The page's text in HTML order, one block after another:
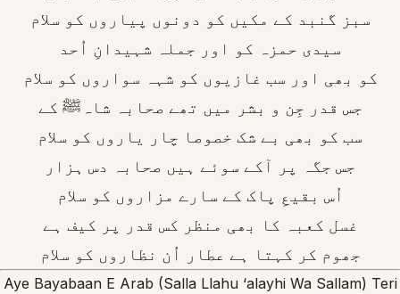
سبز گنبد کے مکیں کو دونوں پیاروں کو سلام
سیدی حمزہ کو اور جملہ شہیدانِ اُحد
کو بھی اور سب غازیوں کو شہہ سواروں کو سلام
جس قدر جِن و بشر میں تھے صحابہ شاہﷺ کے
سب کو بھی بے شک خصوصا چار یاروں کو سلام
جس جگہ پر آکے سوئے ہیں صحابہ دس ہزار
اُس بقیعِ پاک کے سارے مزاروں کو سلام
غسل کعبہ کا بھی منظر کس قدر پر کیف ہے
جھوم کر کہتا ہے عطار اُن نظاروں کو سلام
Aye Bayabaan E Arab (Salla Llahu ‘alayhi Wa Sallam) Teri